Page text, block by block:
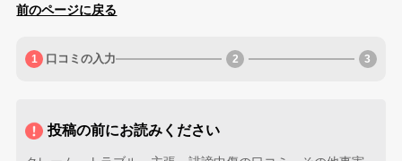
前のページに戻る
口コミの入力
投稿の前にお読みください